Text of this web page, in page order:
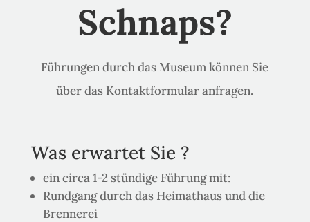
Schnaps?
Führungen durch das Museum können Sie
über das Kontaktformular anfragen.
Was erwartet Sie ?
ein circa 1-2 stündige Führung mit:
Rundgang durch das Heimathaus und die
Brennerei